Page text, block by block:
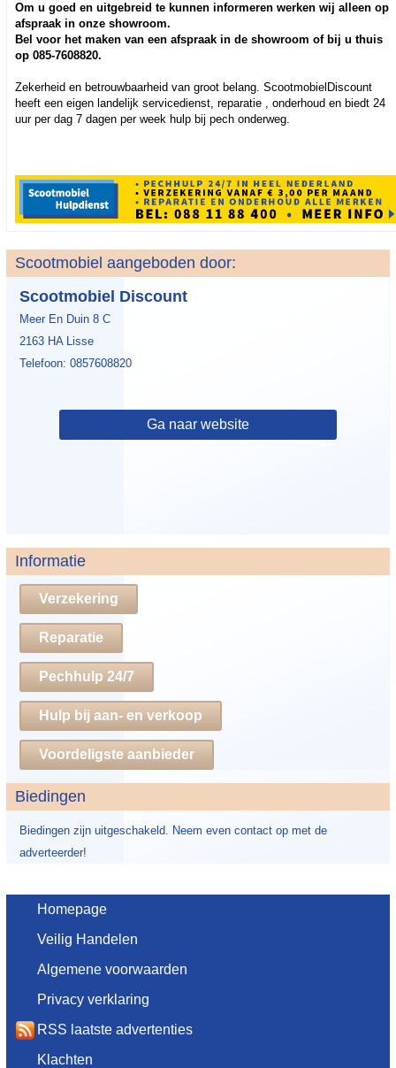
Om u goed en uitgebreid te kunnen informeren werken wij alleen op
afspraak in onze showroom.
Bel voor het maken van een afspraak in de showroom of bij u thuis
op 085-7608820.
Zekerheid en betrouwbaarheid van groot belang. ScootmobielDiscount
heeft een eigen landelijk servicedienst, reparatie , onderhoud en biedt 24
uur per dag 7 dagen per week hulp bij pech onderweg.
Scootmobiel aangeboden door:
Scootmobiel Discount
Meer En Duin 8 C
2163 HA Lisse
Telefoon: 0857608820
Ga naar website
Informatie
Verzekering
Reparatie
Pechhulp 24/7
Hulp bij aan- en verkoop
Voordeligste aanbieder
Biedingen
Biedingen zijn uitgeschakeld. Neem even contact op met de
adverteerder!
Homepage
Veilig Handelen
Algemene voorwaarden
Privacy verklaring
RSS laatste advertenties
Klachten